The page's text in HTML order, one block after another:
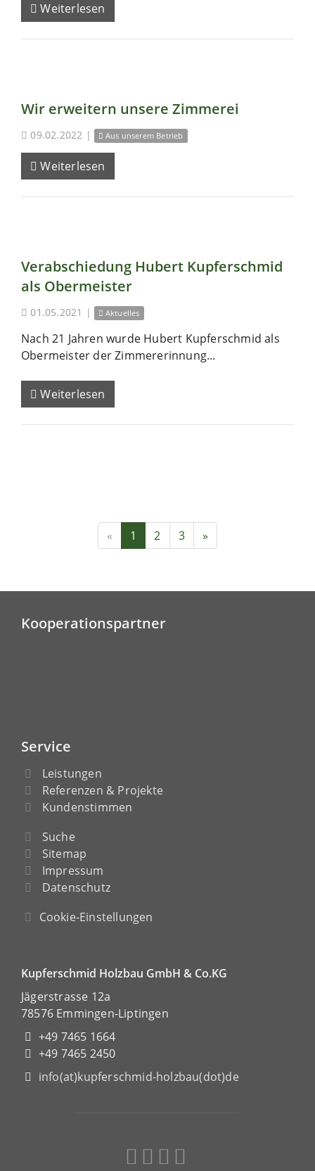
Weiterlesen
Wir erweitern unsere Zimmerei
09.02.2022 | Aus unserem Betrieb
Weiterlesen
Verabschiedung Hubert Kupferschmid
als Obermeister
01.05.2021 | Aktuelles
Nach 21 Jahren wurde Hubert Kupferschmid als
Obermeister der Zimmererinnung...
Weiterlesen
« 1 2 3 »
Kooperationspartner
Service
Leistungen
Referenzen & Projekte
Kundenstimmen
Suche
Sitemap
Impressum
Datenschutz
Cookie-Einstellungen
Kupferschmid Holzbau GmbH & Co.KG
Jägerstrasse 12a
78576 Emmingen-Liptingen
+49 7465 1664
+49 7465 2450
info(at)kupferschmid-holzbau(dot)de